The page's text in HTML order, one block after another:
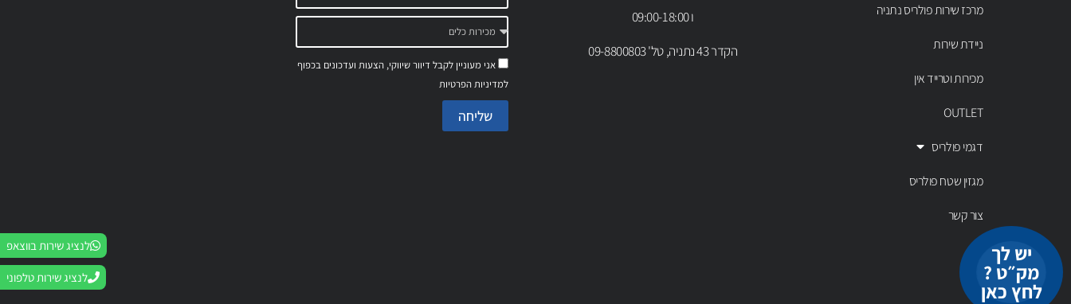
מרכז שירות פולריס נתניה
ניידת שירות
מכירות וטרייד אין
OUTLET
דגמי פולריס
מגזין שטח פולריס
צור קשר
יש לך
מק״ט ?
לחץ כאן
ו 09:00-18:00
הקדר 43 נתניה, טל' 09-8800803
אני מעוניין לקבל דיוור שיווקי, הצעות ועדכונים בכפוף
למדיניות הפרטיות
שליחה
לנציג שירות בווצאפ
לנציג שירות טלפוני